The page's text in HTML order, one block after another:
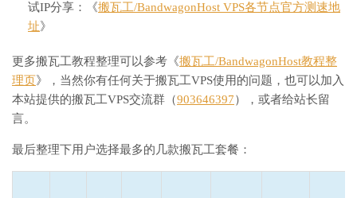
试IP分享：《搬瓦工/BandwagonHost VPS各节点官方测速地
址》
更多搬瓦工教程整理可以参考《搬瓦工/BandwagonHost教程整
理页》，当然你有任何关于搬瓦工VPS使用的问题，也可以加入
本站提供的搬瓦工VPS交流群（903646397），或者给站长留
言。
最后整理下用户选择最多的几款搬瓦工套餐：